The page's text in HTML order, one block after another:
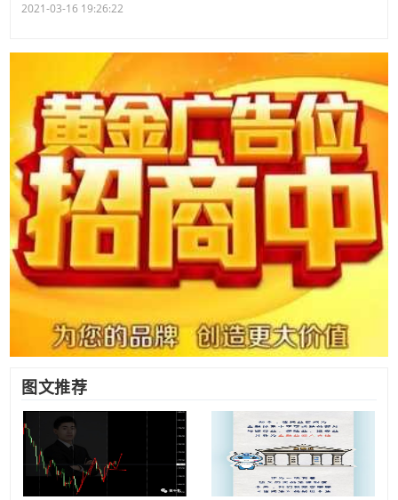
2021-03-16 19:26:22
图文推荐